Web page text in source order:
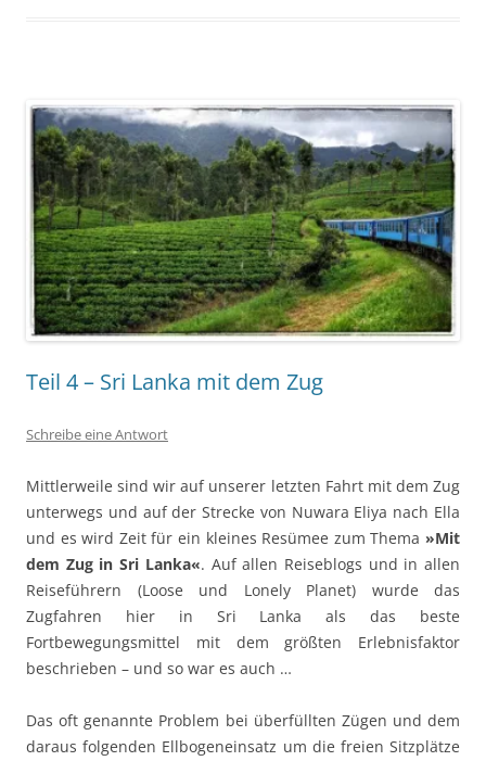
Teil 4 – Sri Lanka mit dem Zug
Schreibe eine Antwort
Mittlerweile sind wir auf unserer letzten Fahrt mit dem Zug
unterwegs und auf der Strecke von Nuwara Eliya nach Ella
und es wird Zeit für ein kleines Resümee zum Thema »Mit
dem Zug in Sri Lanka«. Auf allen Reiseblogs und in allen
Reiseführern (Loose und Lonely Planet) wurde das
Zugfahren hier in Sri Lanka als das beste
Fortbewegungsmittel mit dem größten Erlebnisfaktor
beschrieben – und so war es auch …
Das oft genannte Problem bei überfüllten Zügen und dem
daraus folgenden Ellbogeneinsatz um die freien Sitzplätze